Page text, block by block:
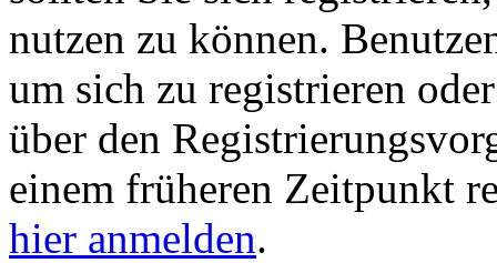
nutzen zu können.
um sich zu registrieren
über den
einem früheren Zeitpunkt
hier anmelden.